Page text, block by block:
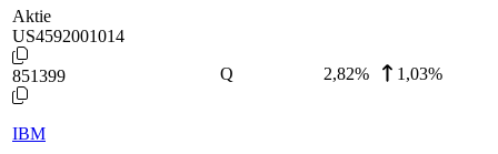
Aktie
US4592001014
851399
IBM
Q 2,82% 1,03%